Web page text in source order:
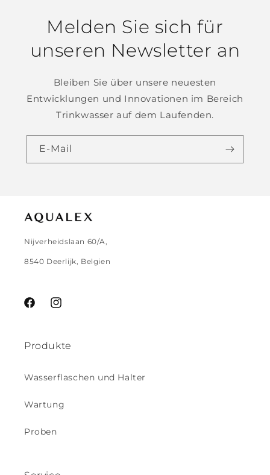
Melden Sie sich für
unseren Newsletter an
Bleiben Sie über unsere neuesten
Entwicklungen und Innovationen im Bereich
Trinkwasser auf dem Laufenden.
E-Mail
Nijverheidslaan 60/A,
8540 Deerlijk, Belgien
FacebookInstagram
Produkte
Wasserflaschen und Halter
Wartung
Proben